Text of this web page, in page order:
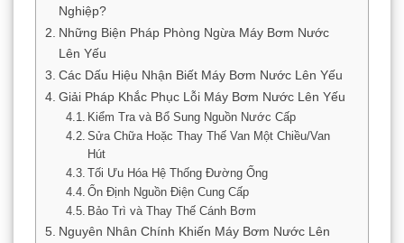
Nghiệp?
Những Biện Pháp Phòng Ngừa Máy Bơm Nước
Lên Yếu
Các Dấu Hiệu Nhận Biết Máy Bơm Nước Lên Yếu
Giải Pháp Khắc Phục Lỗi Máy Bơm Nước Lên Yếu
Kiểm Tra và Bổ Sung Nguồn Nước Cấp
Sửa Chữa Hoặc Thay Thế Van Một Chiều/Van
Hút
Tối Ưu Hóa Hệ Thống Đường Ống
Ổn Định Nguồn Điện Cung Cấp
Bảo Trì và Thay Thế Cánh Bơm
Nguyên Nhân Chính Khiến Máy Bơm Nước Lên